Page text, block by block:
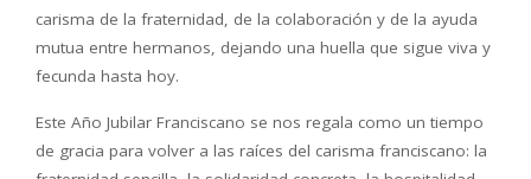
carisma de la fraternidad, de la colaboración y de la ayuda
mutua entre hermanos, dejando una huella que sigue viva y
fecunda hasta hoy.
Este Año Jubilar Franciscano se nos regala como un tiempo
de gracia para volver a las raíces del carisma franciscano: la